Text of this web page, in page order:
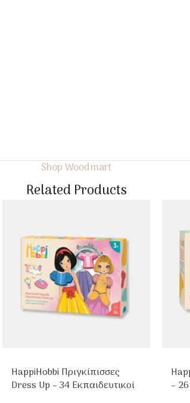
Shop Woodmart
Related Products
HappiHobbi Πριγκίπισσες
Dress Up – 34 Εκπαιδευτικοί
–